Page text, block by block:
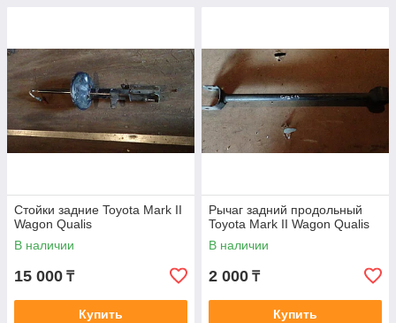
Стойки задние Toyota Mark II
Wagon Qualis
В наличии
15 000 ₸
Купить
Рычаг задний продольный
Toyota Mark II Wagon Qualis
В наличии
2 000 ₸
Купить